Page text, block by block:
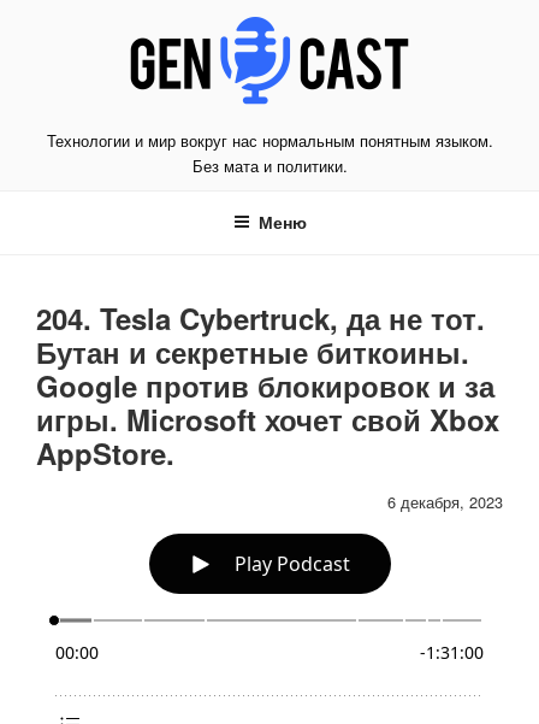
Технологии и мир вокруг нас нормальным понятным языком.
Без мата и политики.
Меню
204. Tesla Cybertruck, да не тот.
Бутан и секретные биткоины.
Google против блокировок и за
игры. Microsoft хочет свой Xbox
AppStore.
6 декабря, 2023